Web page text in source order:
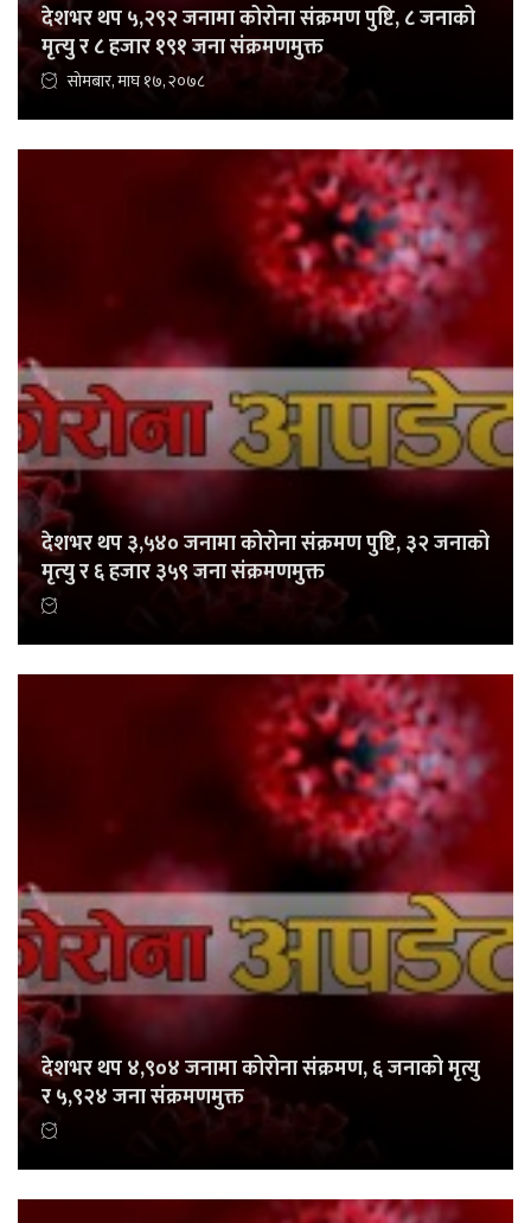
देशभर थप ५,२९२ जनामा कोरोना संक्रमण पुष्टि, ८ जनाको
मृत्‍यु र ८ हजार १९१ जना संक्रमणमुक्त
सोमबार, माघ १७, २०७८
देशभर थप ३,५४० जनामा कोरोना संक्रमण पुष्टि, ३२ जनाको
मृत्‍यु र ६ हजार ३५९ जना संक्रमणमुक्त
देशभर थप ४,९०४ जनामा कोरोना संक्रमण, ६ जनाको मृत्यु
र ५,९२४ जना संक्रमणमुक्त